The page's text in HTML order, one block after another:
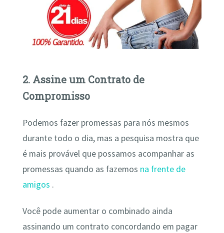
2. Assine um Contrato de
Compromisso
Podemos fazer promessas para nós mesmos
durante todo o dia, mas a pesquisa mostra que
é mais provável que possamos acompanhar as
promessas quando as fazemos na frente de
amigos .
Você pode aumentar o combinado ainda
assinando um contrato concordando em pagar